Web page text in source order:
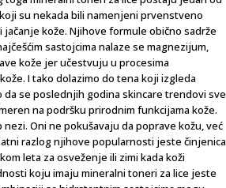
su nekada bili namenjeni prvenstveno
kože. Njihove formule obično sadrže
sastojcima nalaze se magnezijum,
kože jer učestvuju u procesima
I tako dolazimo do tena koji izgleda
se poslednjih godina skincare trendovi sve
na podršku prirodnim funkcijama kože.
Oni ne pokušavaju da poprave kožu, već
razlog njihove popularnosti jeste činjenica
leta za osveženje ili zimi kada koži
koju imaju mineralni toneri za lice jeste